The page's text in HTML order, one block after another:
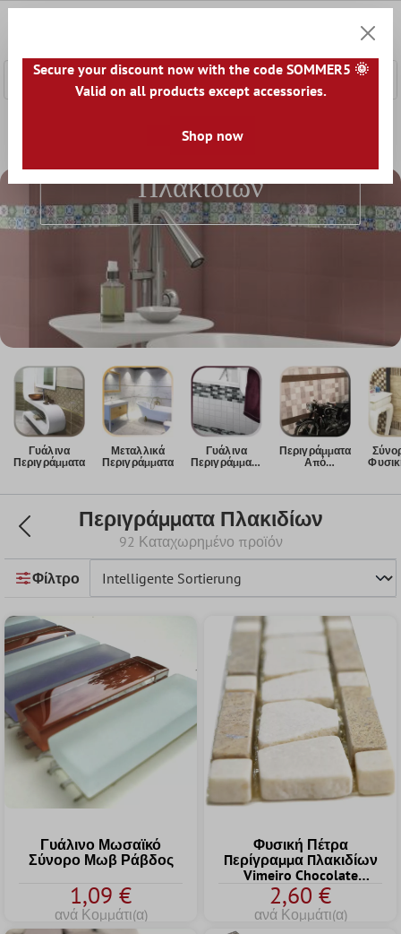
Περιγράμματα Πλακιδίων
Περιγράμματα
Πλακιδίων
Γυάλινα
Περιγράμματα
Μεταλλικά
Περιγράμματα
Γυάλινα
Περιγράμματα
Περιγράμματα
Από
Περιγράμματα Πλακιδίων
92 Καταχωρημένο προϊόν
Φίλτρο
Γυάλινο Μωσαϊκό
Σύνορο Μωβ Ράβδος
1,09 €
ανά Κομμάτι(α)
Φυσική Πέτρα
Пερίγραμμα Пλακιδίων
Vimeiro Chocolate
Cremarfil
2,60 €
ανά Κομμάτι(α)
Secure your discount now with the code SOMMER5 🌞
Valid on all products except accessories.
Shop now